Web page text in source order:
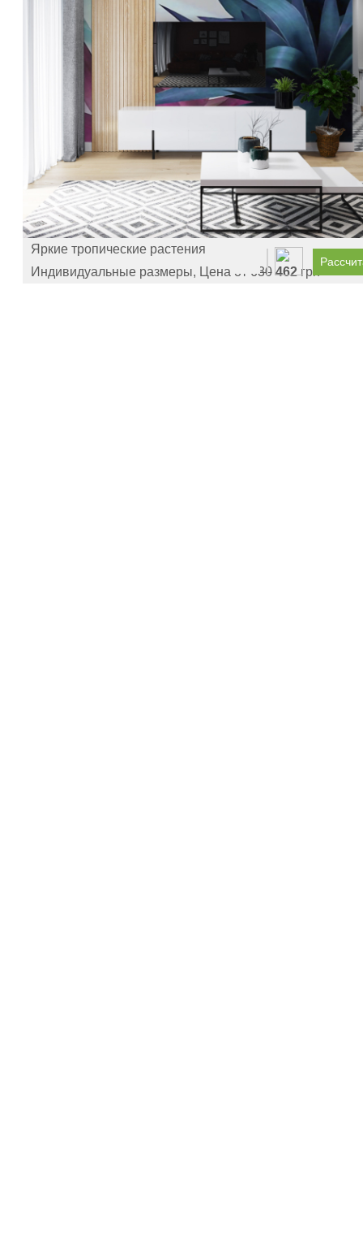
Яркие тропические растения
Индивидуальные размеры, Цена от 630 462грн